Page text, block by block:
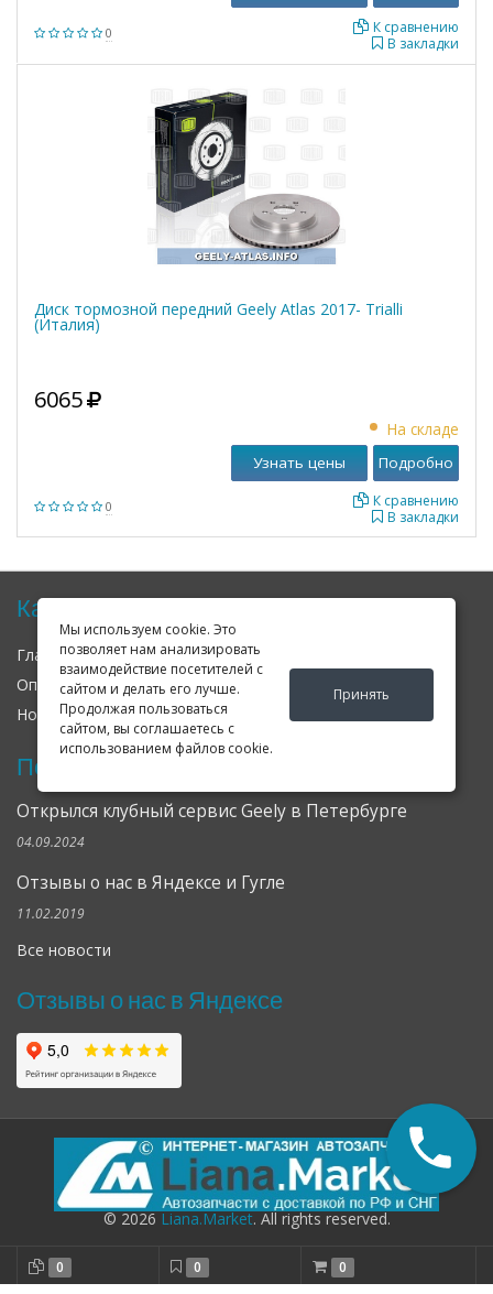
Мы используем cookie. Это
позволяет нам анализировать
взаимодействие посетителей с
сайтом и делать его лучше.
Продолжая пользоваться
сайтом, вы соглашаетесь с
использованием файлов cookie.
Принять
0
В закладки
К сравнению
Диск тормозной передний Geely Atlas 2017- Trialli
(Италия)
0
6065
На складе
В закладки
К сравнению
Узнать цены Подробно
Карта сайта
Главная О нас
Оплата
Доставка
Гарантия
Новости
Оферта
Последние новости
Открылся клубный сервис Geely в Петербурге
04.09.2024
Отзывы о нас в Яндексе и Гугле
11.02.2019
Все новости
Отзывы о нас в Яндексе
© 2026Liana.Market. All rights reserved.
0 0 0